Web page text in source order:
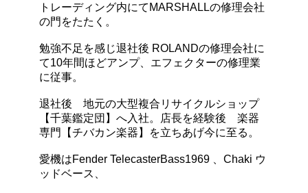
トレーディング内にてMARSHALLの修理会社
の門をたたく。
勉強不足を感じ退社後 ROLANDの修理会社に
て10年間ほどアンプ、エフェクターの修理業
に従事。
退社後 地元の大型複合リサイクルショップ
【千葉鑑定団】へ入社。店長を経験後 楽器
専門【チバカン楽器】を立ちあげ今に至る。
愛機はFender TelecasterBass1969 、Chaki ウ
ッドベース、